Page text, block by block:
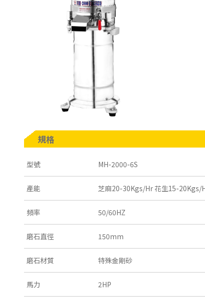
規格
型號 MH-2000-6S
產能 芝麻20-30Kgs/Hr 花生15-20Kgs/
頻率 50/60HZ
磨石直徑 150mm
磨石材質 特殊金剛砂
馬力 2HP